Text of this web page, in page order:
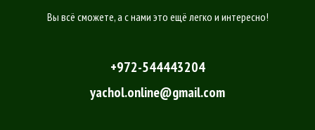
Вы всё сможете, а с нами это ещё легко и интересно!
+972-544443204
yachol.online@gmail.com